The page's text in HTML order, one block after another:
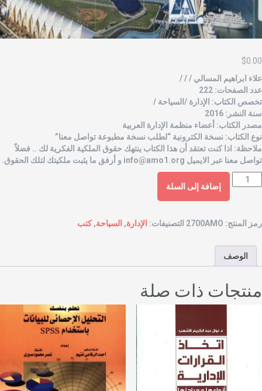
$
ابراهيم المسالي / / /
الصفحات: 222
الكتاب: الإدارة /السياحة /
النشر: 2016
الكتاب: أعضاء منظمة الإدارة العربية
الكتاب: نسخة الكترونية “لطلب نسخة مطبوعة تواصل معنا”
اذا كنت تعتقد أن هذا الكتاب ينتهك حقوق الملكية الفكرية لك .. فضلاً
معنا عبر الايميل info@amo1.orgو أرفق ما يثبت ملكيتك لتلك الحقوق.
إضافة إلى السلة
المنتج: 2700AMO التصنيفات: الإدارة, السياحة,كتب
الوصف
ذات صلة